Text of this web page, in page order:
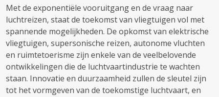
Met de exponentiële vooruitgang en de vraag naar
luchtreizen, staat de toekomst van vliegtuigen vol met
spannende mogelijkheden. De opkomst van elektrische
vliegtuigen, supersonische reizen, autonome vluchten
en ruimtetoerisme zijn enkele van de veelbelovende
ontwikkelingen die de luchtvaartindustrie te wachten
staan. Innovatie en duurzaamheid zullen de sleutel zijn
tot het vormgeven van de toekomstige luchtvaart, en